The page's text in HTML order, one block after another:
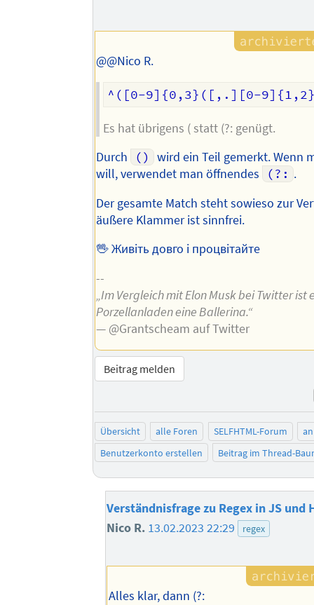
Autors
@@Nico R.
Es hat übrigens ( statt (?: genügt.
Durch
()
wird ein Teil gemerkt. Wenn
will, verwendet man öffnendes
(?: .
Der gesamte Match steht sowieso zur
äußere Klammer ist sinnfrei.
🖖 Живіть довго і процвітайте
--
„Im Vergleich mit Elon Musk bei Twitter ist
Porzellanladen eine Ballerina.“
— @Grantscheam auf Twitter
Beitrag melden
Übersicht alle Foren SELFHTML-Forum
Benutzerkonto erstellen
Beitrag im Thread-
Verständnisfrage zu Regex in JS und
Nico R. 13.02.2023 22:29 regex
Alles klar, dann (?: